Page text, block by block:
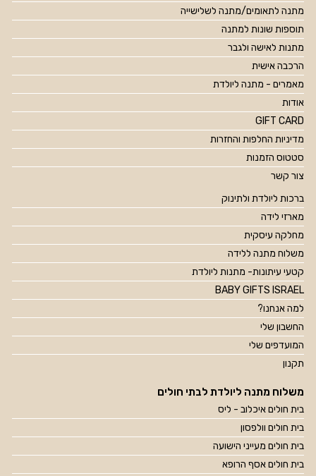
מתנה לתאומים/מתנה לשלישייה
תוספות שונות למתנה
מתנות לאישה ולגבר
הרכבה אישית
מאמרים - מתנה ליולדת
אודות
GIFT CARD
מדיניות החלפות והחזרות
סטטוס הזמנות
צור קשר
ברכות ליולדת ולתינוק
מארזי לידה
מחלקה עיסקית
משלוח מתנה ללידה
קטעי עיתונות- מתנות ליולדת
BABY GIFTS ISRAEL
למה אנחנו?
החשבון שלי
המועדפים שלי
תקנון
משלוח מתנה ליולדת לבתי חולים
בית חולים איכלוב - ליס
בית חולים וולפסון
בית חולים מעייני הישועה
בית חולים אסף הרופא